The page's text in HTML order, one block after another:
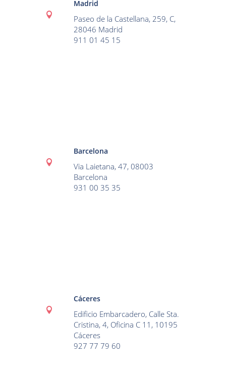

Madrid
Paseo de la Castellana, 259, C,
28046 Madrid
911 01 45 15

Barcelona
Via Laietana, 47, 08003
Barcelona
931 00 35 35

Cáceres
Edificio Embarcadero, Calle Sta.
Cristina, 4, Oficina C 11, 10195
Cáceres
927 77 79 60